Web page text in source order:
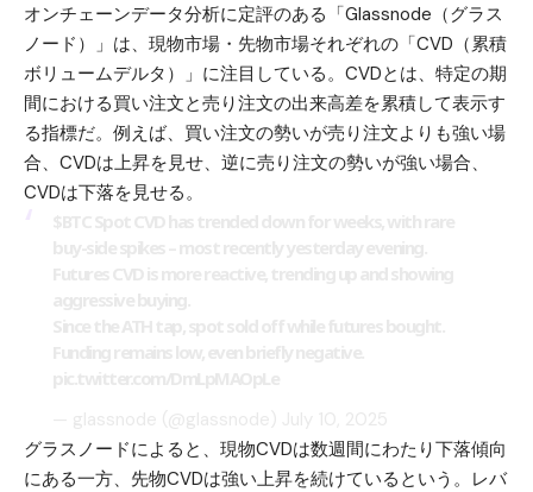
オンチェーンデータ分析に定評のある「Glassnode（グラス
ノード）」は、現物市場・先物市場それぞれの「CVD（累積
ボリュームデルタ）」に注目している。CVDとは、特定の期
間における買い注文と売り注文の出来高差を累積して表示す
る指標だ。例えば、買い注文の勢いが売り注文よりも強い場
合、CVDは上昇を見せ、逆に売り注文の勢いが強い場合、
CVDは下落を見せる。
グラスノードによると、現物CVDは数週間にわたり下落傾向
にある一方、先物CVDは強い上昇を続けているという。レバ